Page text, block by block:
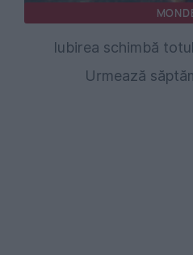
Iubirea schimbă
Urmează